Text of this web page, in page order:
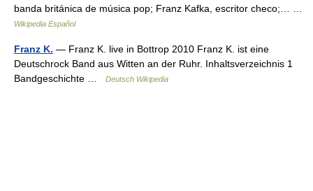
banda británica de música pop; Franz Kafka, escritor checo;… …
Wikipedia Español
Franz K. — Franz K. live in Bottrop 2010 Franz K. ist eine
Deutschrock Band aus Witten an der Ruhr. Inhaltsverzeichnis 1
Bandgeschichte …
Deutsch Wikipedia